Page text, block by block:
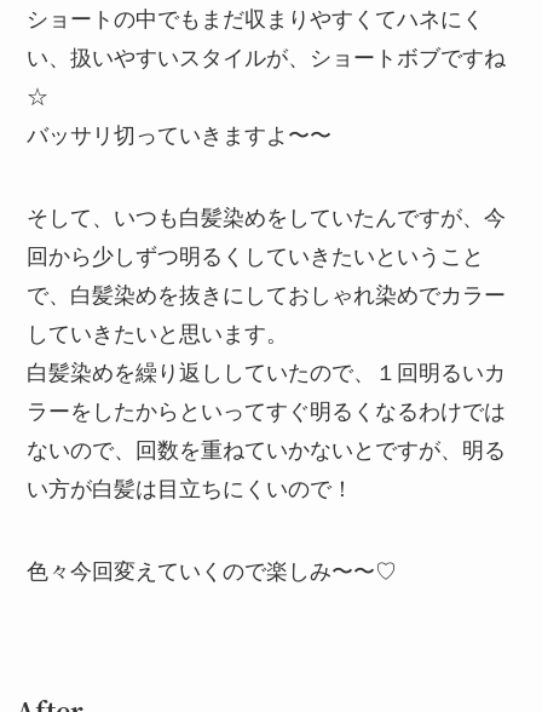
ショートの中でもまだ収まりやすくてハネにく
い、扱いやすいスタイルが、ショートボブですね
☆
バッサリ切っていきますよ〜〜
そして、いつも白髪染めをしていたんですが、今
回から少しずつ明るくしていきたいということ
で、白髪染めを抜きにしておしゃれ染めでカラー
していきたいと思います。
白髪染めを繰り返ししていたので、１回明るいカ
ラーをしたからといってすぐ明るくなるわけでは
ないので、回数を重ねていかないとですが、明る
い方が白髪は目立ちにくいので！
色々今回変えていくので楽しみ〜〜♡